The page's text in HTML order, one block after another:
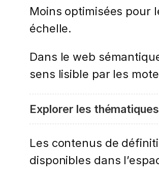
Moins optimisées pour
échelle.
Dans le web
sens lisible par les
Explorer les
Les contenus de
disponibles dans